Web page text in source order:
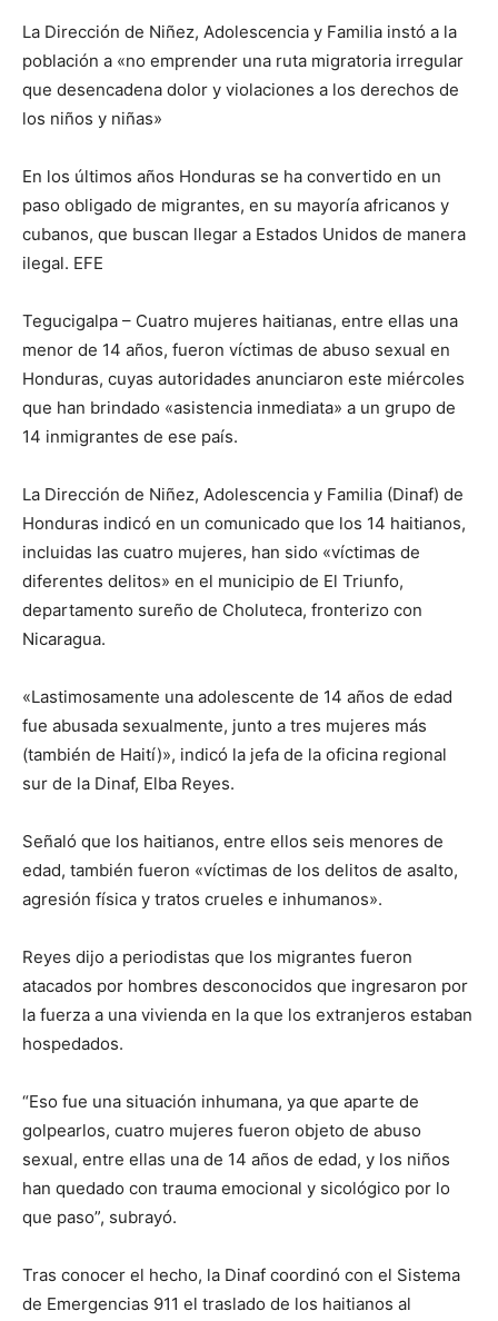
La Dirección de Niñez, Adolescencia y Familia instó a la
población a «no emprender una ruta migratoria irregular
que desencadena dolor y violaciones a los derechos de
los niños y niñas»
En los últimos años Honduras se ha convertido en un
paso obligado de migrantes, en su mayoría africanos y
cubanos, que buscan llegar a Estados Unidos de manera
ilegal. EFE
Tegucigalpa – Cuatro mujeres haitianas, entre ellas una
menor de 14 años, fueron víctimas de abuso sexual en
Honduras, cuyas autoridades anunciaron este miércoles
que han brindado «asistencia inmediata» a un grupo de
14 inmigrantes de ese país.
La Dirección de Niñez, Adolescencia y Familia (Dinaf) de
Honduras indicó en un comunicado que los 14 haitianos,
incluidas las cuatro mujeres, han sido «víctimas de
diferentes delitos» en el municipio de El Triunfo,
departamento sureño de Choluteca, fronterizo con
Nicaragua.
«Lastimosamente una adolescente de 14 años de edad
fue abusada sexualmente, junto a tres mujeres más
(también de Haití)», indicó la jefa de la oficina regional
sur de la Dinaf, Elba Reyes.
Señaló que los haitianos, entre ellos seis menores de
edad, también fueron «víctimas de los delitos de asalto,
agresión física y tratos crueles e inhumanos».
Reyes dijo a periodistas que los migrantes fueron
atacados por hombres desconocidos que ingresaron por
la fuerza a una vivienda en la que los extranjeros estaban
hospedados.
“Eso fue una situación inhumana, ya que aparte de
golpearlos, cuatro mujeres fueron objeto de abuso
sexual, entre ellas una de 14 años de edad, y los niños
han quedado con trauma emocional y sicológico por lo
que paso”, subrayó.
Tras conocer el hecho, la Dinaf coordinó con el Sistema
de Emergencias 911 el traslado de los haitianos al